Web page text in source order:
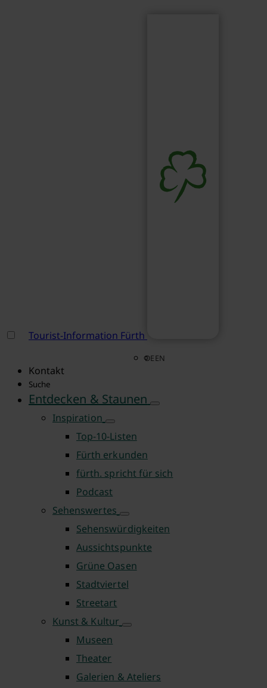
Tourist-Information Fürth
DEEN
Kontakt
Suche
Entdecken & Staunen
Inspiration
Top-10-Listen
Fürth erkunden
fürth. spricht für sich
Podcast
Sehenswertes
Sehenswürdigkeiten
Aussichtspunkte
Grüne Oasen
Stadtviertel
Streetart
Kunst & Kultur
Museen
Theater
Galerien & Ateliers